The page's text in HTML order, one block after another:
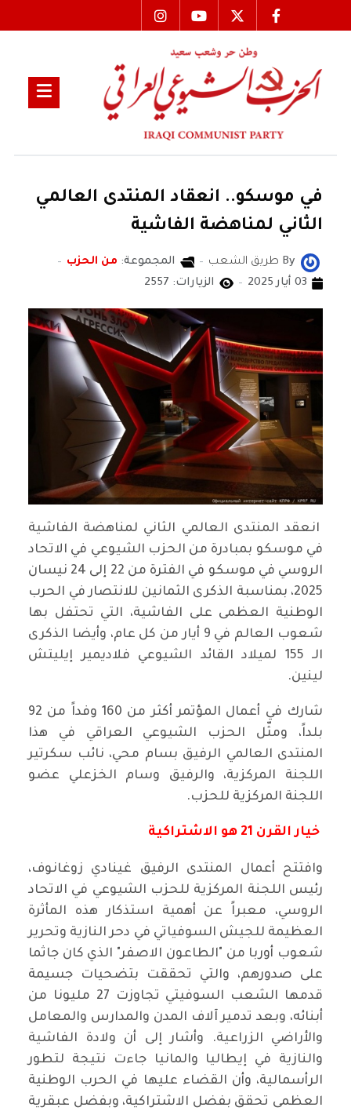
في موسكو.. انعقاد المنتدى العالمي
الثاني لمناهضة الفاشية
By طريق الشعب المجموعة: من الحزب
03 أيار 2025
الزيارات: 2557
انعقد المنتدى العالمي الثاني لمناهضة الفاشية
في موسكو بمبادرة من الحزب الشيوعي في الاتحاد
الروسي في موسكو في الفترة من 22 إلى 24 نيسان
2025، بمناسبة الذكرى الثمانين للانتصار في الحرب
الوطنية العظمى على الفاشية، التي تحتفل بها
شعوب العالم في 9 أيار من كل عام، وأيضا الذكرى
الـ 155 لميلاد القائد الشيوعي فلاديمير إيليتش
لينين.
شارك في أعمال المؤتمر أكثر من 160 وفداً من 92
بلداً، ومثّل الحزب الشيوعي العراقي في هذا
المنتدى العالمي الرفيق بسام محي، نائب سكرتير
اللجنة المركزية، والرفيق وسام الخزعلي عضو
اللجنة المركزية للحزب.
خيار القرن 21 هو الاشتراكية
وافتتح أعمال المنتدى الرفيق غينادي زوغانوف،
رئيس اللجنة المركزية للحزب الشيوعي في الاتحاد
الروسي، معبراً عن أهمية استذكار هذه المأثرة
العظيمة للجيش السوفياتي في دحر النازية وتحرير
شعوب أوربا من "الطاعون الاصفر" الذي كان جاثما
على صدورهم، والتي تحققت بتضحيات جسيمة
قدمها الشعب السوفيتي تجاوزت 27 مليونا من
أبنائه، وبعد تدمير آلاف المدن والمدارس والمعامل
والأراضي الزراعية. وأشار إلى أن ولادة الفاشية
والنازية في إيطاليا والمانيا جاءت نتيجة لتطور
الرأسمالية، وأن القضاء عليها في الحرب الوطنية
العظمى تحقق بفضل الاشتراكية، وبفضل عبقرية